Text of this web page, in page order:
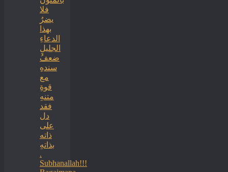
فلا
يضرُ
بهذا
الدعاءِ
الجليلِ
ضعفُ
سندهِ
مع
قوةِ
متنهِ
فقد
دل
على
ذاته
بذاتهِ
.
Subhanallah!!!